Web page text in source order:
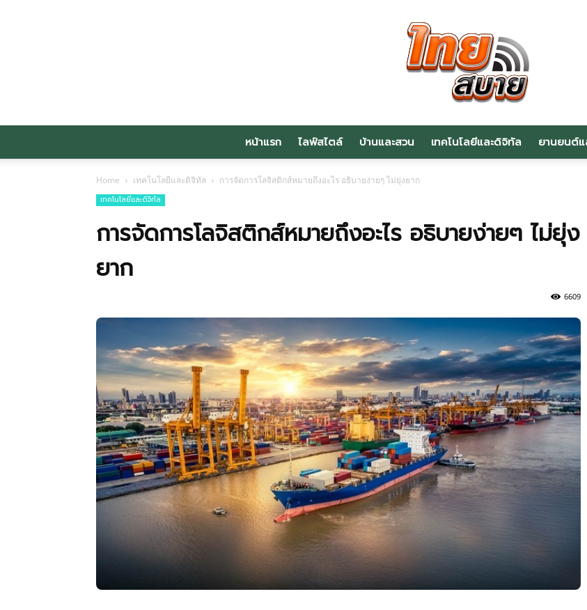
รู้
วา
หน้าแรก ไลฟ์สไตล์ บ้านและสวน เทคโนโลยีและดิจิทัล ยานยนต์แ
Home เทคโนโลยีและดิจิทัล การจัดการโลจิสติกส์หมายถึงอะไร อธิบายง่ายๆ ไม่ยุ่งยาก
เทคโนโลยีและดิจิทัล
การจัดการโลจิสติกส์หมายถึงอะไร อธิบายง่ายๆ ไม่ยุ่ง
ยาก
6609